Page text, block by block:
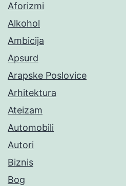
Aforizmi
Alkohol
Ambicija
Apsurd
Arapske Poslovice
Arhitektura
Ateizam
Automobili
Autori
Biznis
Bog